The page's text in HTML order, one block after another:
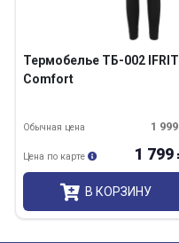
Термобелье ТБ-002 IFRIT
Comfort
1 999
Обычная цена
1 799
Цена по карте
В КОРЗИНУ